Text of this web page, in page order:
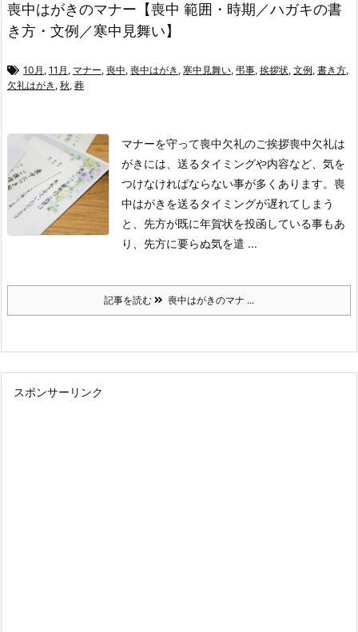
喪中はがきのマナー【喪中 範囲・時期／ハガキの書
き方・文例／寒中見舞い】
10月 , 11月 , マナー, 喪中, 喪中はがき , 寒中見舞い, 弔事, 挨拶状, 文例, 書き方,
欠礼はがき , 秋, 葬
マナーを守って喪中欠礼のご挨拶喪中欠礼は
がきには、送るタイミングや内容など、気を
つけなければならない事が多くあります。 喪
中はがきを送るタイミングが遅れてしまう
と、先方が既に年賀状を投函している事もあ
り、先方に要らぬ気を遣 ...
記事を読む 喪中はがきのマナ ...
スポンサーリンク